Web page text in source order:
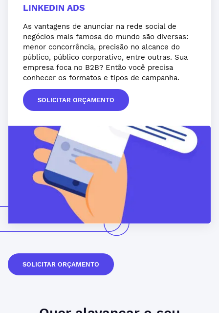
LINKEDIN ADS
As vantagens de anunciar na rede social de
negócios mais famosa do mundo são diversas:
menor concorrência, precisão no alcance do
público, público corporativo, entre outras. Sua
empresa foca no B2B? Então você precisa
conhecer os formatos e tipos de campanha.
SOLICITAR ORÇAMENTO
SOLICITAR ORÇAMENTO